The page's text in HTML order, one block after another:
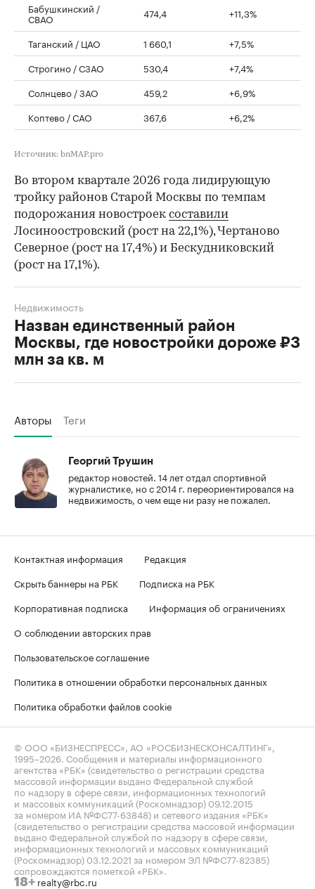
Бабушкинский /
СВАО 474,4 +11,3%
Таганский / ЦАО 1 660,1
+7,5%
Строгино / СЗАО
530,4
+7,4%
Солнцево / ЗАО
459,2
+6,9%
Коптево / САО
367,6 +6,2%
Источник: bnMAP.pro
Во втором квартале 2026 года лидирующую
тройку районов Старой Москвы по темпам
подорожания новостроек составили
Лосиноостровский (рост на 22,1%), Чертаново
Северное (рост на 17,4%) и Бескудниковский
(рост на 17,1%).
Назван единственный район
Москвы, где новостройки дороже ₽3
млн за кв. м
Недвижимость
Авторы Теги
Георгий Трушин
редактор новостей. 14 лет отдал спортивной
журналистике, но с 2014 г. переориентировался на
недвижимость, о чем еще ни разу не пожалел.
Контактная информация
Редакция
Скрыть баннеры на РБК
Подписка на РБК
Корпоративная подписка
Информация об ограничениях
О соблюдении авторских прав
Пользовательское соглашение
Политика в отношении обработки персональных данных
Политика обработки файлов cookie
© ООО «БИЗНЕСПРЕСС», АО «РОСБИЗНЕСКОНСАЛТИНГ»,
1995–2026. Сообщения и материалы информационного
агентства «РБК» (свидетельство о регистрации средства
массовой информации выдано Федеральной службой
по надзору в сфере связи, информационных технологий
и массовых коммуникаций (Роскомнадзор) 09.12.2015
за номером ИА №ФС77-63848) и сетевого издания «РБК»
(свидетельство о регистрации средства массовой информации
выдано Федеральной службой по надзору в сфере связи,
информационных технологий и массовых коммуникаций
(Роскомнадзор) 03.12.2021 за номером ЭЛ №ФС77-82385)
сопровождаются пометкой «РБК».
18+ realty@rbc.ru